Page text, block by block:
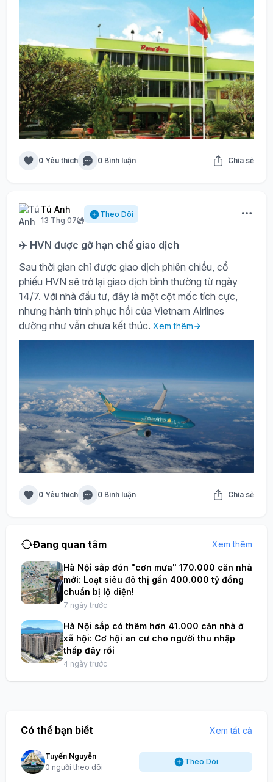
0 Yêu thích 0 Bình luận Chia sẻ
Tú Anh
13 Thg 07
Theo Dõi
✈️ HVN được gỡ hạn chế giao dịch
Sau thời gian chỉ được giao dịch phiên chiều, cổ
phiếu HVN sẽ trở lại giao dịch bình thường từ ngày
14/7. Với nhà đầu tư, đây là một cột mốc tích cực,
nhưng hành trình phục hồi của Vietnam Airlines
dường như vẫn chưa kết thúc. Xem thêm
0 Yêu thích 0 Bình luận Chia sẻ
Đang quan tâm Xem thêm
Hà Nội sắp đón "cơn mưa" 170.000 căn nhà
mới: Loạt siêu đô thị gần 400.000 tỷ đồng
chuẩn bị lộ diện!
7 ngày trước
Hà Nội sắp có thêm hơn 41.000 căn nhà ở
xã hội: Cơ hội an cư cho người thu nhập
thấp đây rồi
4 ngày trước
Có thể bạn biết Xem tất cả
Tuyến Nguyễn
0 người theo dõi
Theo Dõi